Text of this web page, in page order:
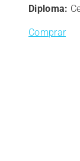
Diploma:
Comprar